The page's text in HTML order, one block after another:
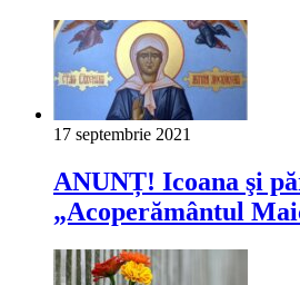
17 septembrie 2021
ANUNȚ! Icoana şi
„Acoperământul